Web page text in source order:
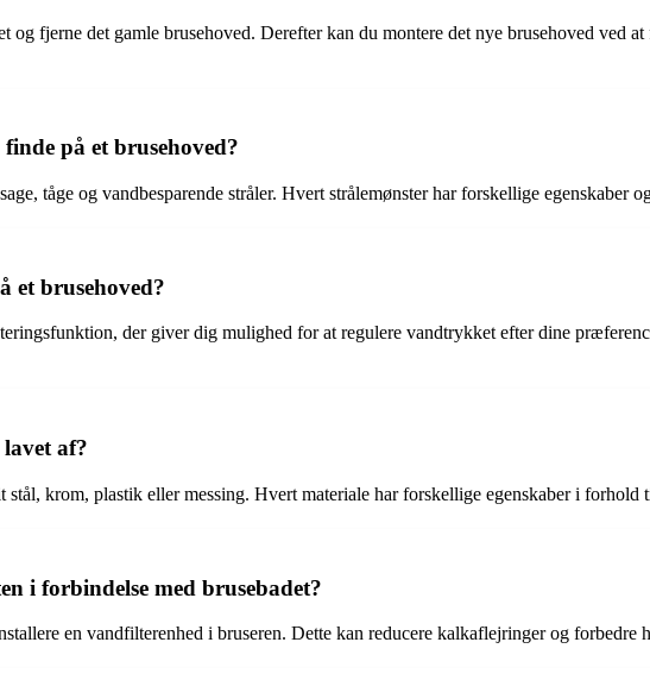
og fjerne det gamle brusehoved. Derefter kan du montere det nye brusehoved ved
på et brusehoved?
tåge og vandbesparende stråler. Hvert strålemønster har forskellige egenskaber
et brusehoved?
der giver dig mulighed for at regulere vandtrykket efter dine
af?
krom, plastik eller messing. Hvert materiale har forskellige egenskaber i forhold
i forbindelse med brusebadet?
en vandfilterenhed i bruseren. Dette kan reducere kalkaflejringer og forbedre